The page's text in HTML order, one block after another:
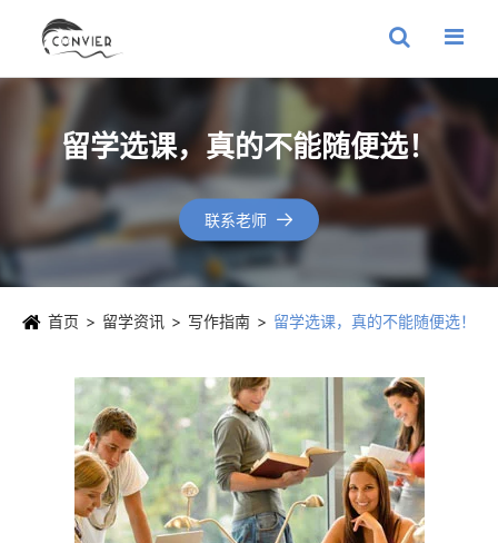
留学选课，真的不能随便选！
联系老师 
首页 留学资讯 写作指南 留学选课，真的不能随便选！